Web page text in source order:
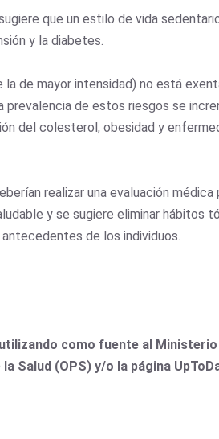
que un estilo de vida
y la diabetes.
de mayor intensidad) no está
prevalencia de estos riesgos se
del colesterol, obesidad y
realizar una evaluación médica
y se sugiere eliminar hábitos
de los individuos.
como fuente al Ministerio
Salud (OPS) y/o la página